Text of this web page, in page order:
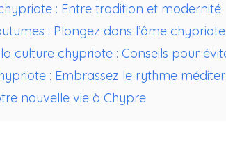
: Entre tradition et modernité
: Plongez dans l’âme chypriote
culture chypriote : Conseils pour
: Embrassez le rythme
nouvelle vie à Chypre